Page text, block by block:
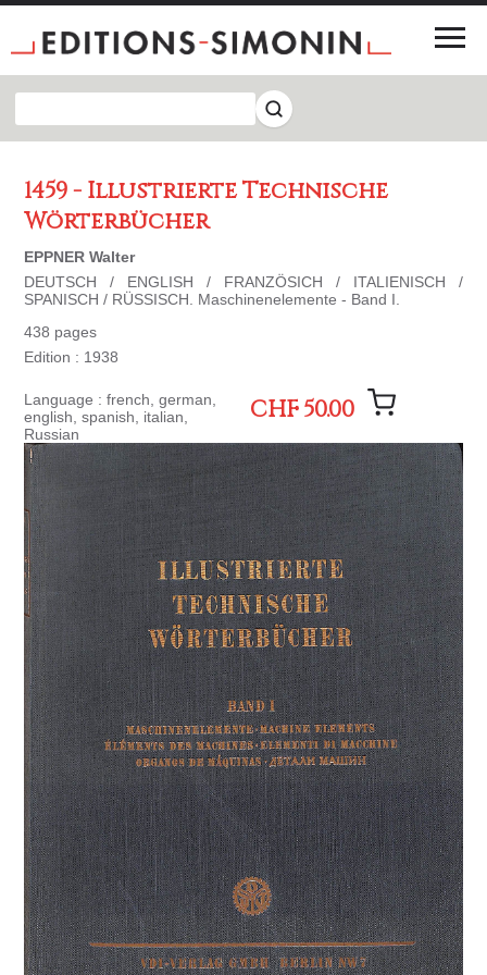
1459 - Illustrierte Technische
Wörterbücher
EPPNER Walter
DEUTSCH / ENGLISH / FRANZÖSICH / ITALIENISCH /
SPANISCH / RÜSSISCH. Maschinenelemente - Band I.
438 pages
Edition : 1938
Language : french, german,
english, spanish, italian,
Russian
CHF 50.00